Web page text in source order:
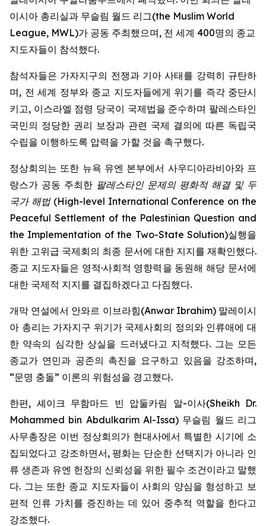
이시아 총리실과 무슬림 월드 리그(the Muslim World
League, MWL)가 공동 주최했으며, 전 세계 400명의 종교
지도자들이 참석했다.
참석자들은 가자지구의 전쟁과 기아 사태를 강력히 규탄하
며, 전 세계 정부와 종교 지도자들에게 위기를 즉각 중단시
키고, 이스라엘 점령 당국이 국제법을 준수하며 팔레스타인
국민의 정당한 권리 보장과 관련 국제 결의에 따른 독립국
수립을 이행하도록 압력을 가할 것을 촉구했다.
정상회의는 또한 뉴욕 유엔 본부에서 사우디아라비아와 프
랑스가 공동 주최한 팔레스타인 문제의 평화적 해결 및 두
국가 해법 (High-level International Conference on the
Peaceful Settlement of the Palestinian Question and
the Implementation of the Two-State Solution)실행을
위한 고위급 국제회의 최종 문서에 대한 지지를 재확인했다.
종교 지도자들은 영적·사회적 영향력을 동원해 해당 문서에
대한 국제적 지지를 결집하겠다고 다짐했다.
개막 연설에서 안와르 이브라힘(Anwar Ibrahim) 말레이시
아 총리는 가자지구 위기가 국제사회의 정의와 인류애에 대
한 약속의 심각한 상실을 드러냈다고 지적했다. 그는 모든
종교가 연민과 공존의 촉진을 요구하고 있음을 강조하며,
“문명 충돌” 이론의 위험성을 경고했다.
한편, 셰이크 무함마드 빈 압둘카림 알-이사(Sheikh Dr.
Mohammed bin Abdulkarim Al-Issa) 무슬림 월드 리그
사무총장은 이번 정상회의가 현대사에서 특별한 시기에 소
집되었다고 강조하면서, 평화는 단순한 선택지가 아니라 인
류 생존과 유엔 헌장의 신뢰성을 위한 필수 조건이라고 말했
다. 그는 또한 종교 지도자들이 사회의 양심을 형성하고 보
편적 인류 가치를 증진하는 데 있어 중추적 역할을 한다고
강조했다.